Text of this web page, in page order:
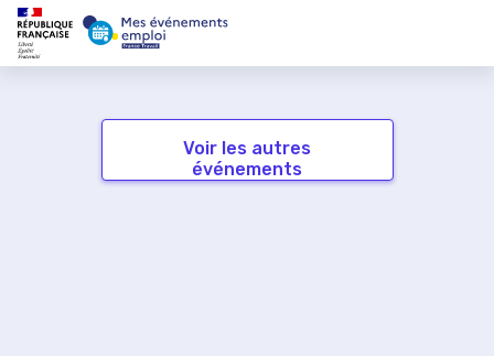
Voir les autres
événements